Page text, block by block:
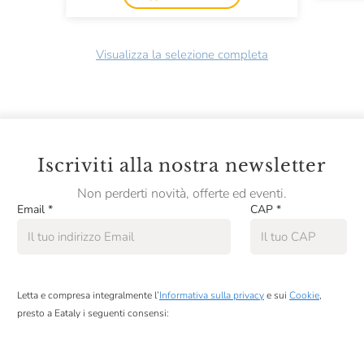
Visualizza la selezione completa
Iscriviti alla nostra newsletter
Non perderti novità, offerte ed eventi.
Email * CAP *
Letta e compresa integralmente l’Informativa sulla privacye sui Cookie,
presto a Eataly i seguenti consensi: